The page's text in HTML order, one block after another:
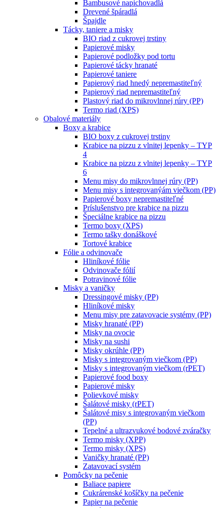
Bambusové napichovadlá
Drevené špáradlá
Špajdle
Tácky, taniere a misky
BIO riad z cukrovej trstiny
Papierové misky
Papierové podložky pod tortu
Papierové tácky hranaté
Papierové taniere
Papierový riad hnedý nepremastiteľný
Papierový riad nepremastiteľný
Plastový riad do mikrovlnnej rúry (PP)
Termo riad (XPS)
Obalové materiály
Boxy a krabice
BIO boxy z cukrovej trstiny
Krabice na pizzu z vlnitej lepenky – TYP
4
Krabice na pizzu z vlnitej lepenky – TYP
6
Menu misy do mikrovlnnej rúry (PP)
Menu misy s integrovanýám viečkom (PP)
Papierové boxy nepremastiteľné
Príslušenstvo pre krabice na pizzu
Špeciálne krabice na pizzu
Termo boxy (XPS)
Termo tašky donáškové
Tortové krabice
Fólie a odvinovače
Hliníkové fólie
Odvinovače fólií
Potravinové fólie
Misky a vaničky
Dressingové misky (PP)
Hliníkové misky
Menu misy pre zatavovacie systémy (PP)
Misky hranaté (PP)
Misky na ovocie
Misky na sushi
Misky okrúhle (PP)
Misky s integrovaným viečkom (PP)
Misky s integrovaným viečkom (rPET)
Papierové food boxy
Papierové misky
Polievkové misky
Šalátové misky (rPET)
Šalátové misy s integrovaným viečkom
(PP)
Tepelné a ultrazvukové bodové zváračky
Termo misky (XPP)
Termo misky (XPS)
Vaničky hranaté (PP)
Zatavovací systém
Pomôcky na pečenie
Baliace papiere
Cukrárenské košíčky na pečenie
Papier na pečenie